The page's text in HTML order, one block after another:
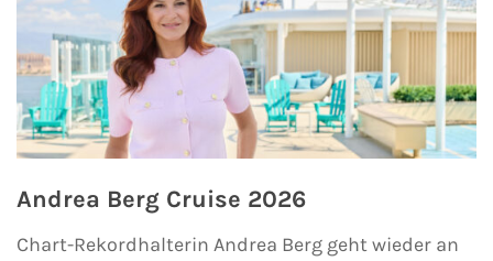
Andrea Berg Cruise 2026
Chart-Rekordhalterin Andrea Berg geht wieder an